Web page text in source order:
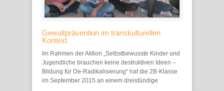
Gewaltprävention im transkulturellen
Kontext
Im Rahmen der Aktion „Selbstbewusste Kinder und
Jugendliche brauchen keine destruktiven Ideen –
Bildung für De-Radikalisierung“ hat die 2B-Klasse
im September 2015 an einem dreistündige